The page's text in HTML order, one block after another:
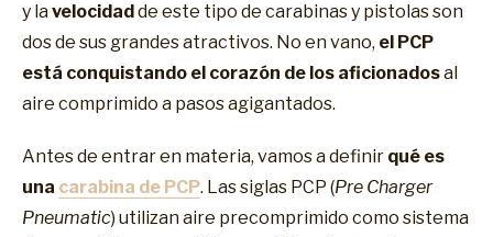
y lavelocidad de este tipo de carabinas y pistolas son
dos de sus grandes atractivos. No en vano, el PCP
está conquistando el corazón de los aficionadosal
aire comprimido a pasos agigantados.
Antes de entrar en materia, vamos a definir qué es
una carabina de PCP. Las siglas PCP (Pre Charger
Pneumatic) utilizan aire precomprimido como sistema